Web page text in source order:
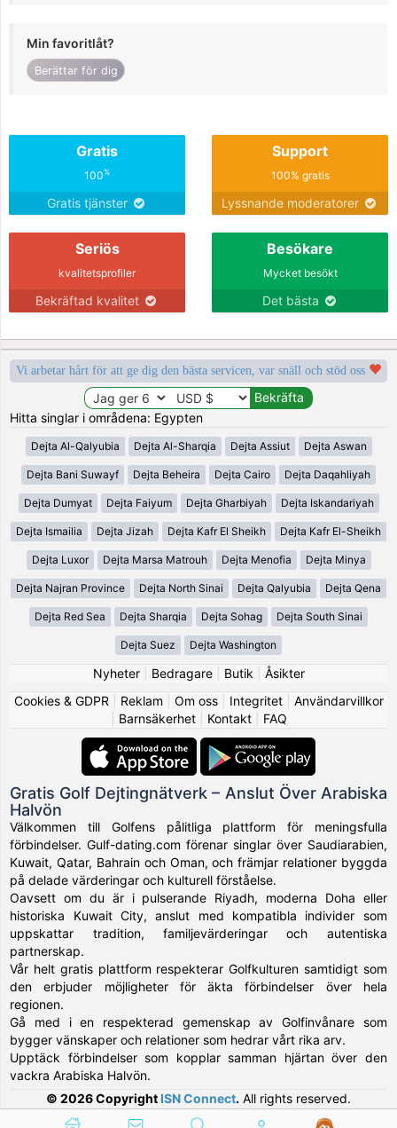
Min favoritlåt?
Berättar för dig
Gratis
100%
Gratis tjänster
Support
100% gratis
Lyssnande moderatorer
Seriös
kvalitetsprofiler
Bekräftad kvalitet
Besökare
Mycket besökt
Det bästa
Vi arbetar hårt för att ge dig den bästa servicen, var snäll och stöd oss
Hitta singlar i områdena: Egypten
Dejta Al-Qalyubia Dejta Al-Sharqia Dejta Assiut Dejta Aswan
Dejta Bani Suwayf Dejta Beheira Dejta Cairo Dejta Daqahliyah
Dejta Dumyat Dejta Faiyum Dejta Gharbiyah Dejta Iskandariyah
Dejta Ismailia Dejta Jizah Dejta Kafr El Sheikh Dejta Kafr El-Sheikh
Dejta Luxor Dejta Marsa Matrouh Dejta Menofia Dejta Minya
Dejta Najran Province Dejta North Sinai Dejta Qalyubia Dejta Qena
Dejta Red Sea Dejta Sharqia Dejta Sohag Dejta South Sinai
Dejta Suez Dejta Washington
Nyheter| Bedragare| Butik
Åsikter
Cookies & GDPR
Reklam Om oss| Integritet| Användarvillkor
Barnsäkerhet| Kontakt| FAQ
Gratis Golf Dejtingnätverk – Anslut Över Arabiska
Halvön
Välkommen till Golfens pålitliga plattform för meningsfulla
förbindelser. Gulf-dating.com förenar singlar över Saudiarabien,
Kuwait, Qatar, Bahrain och Oman, och främjar relationer byggda
på delade värderingar och kulturell förståelse.
Oavsett om du är i pulserande Riyadh, moderna Doha eller
historiska Kuwait City, anslut med kompatibla individer som
uppskattar tradition, familjevärderingar och autentiska
partnerskap.
Vår helt gratis plattform respekterar Golfkulturen samtidigt som
den erbjuder möjligheter för äkta förbindelser över hela
regionen.
Gå med i en respekterad gemenskap av Golfinvånare som
bygger vänskaper och relationer som hedrar vårt rika arv.
Upptäck förbindelser som kopplar samman hjärtan över den
vackra Arabiska Halvön.
© 2026 Copyright ISN Connect. All rights reserved.